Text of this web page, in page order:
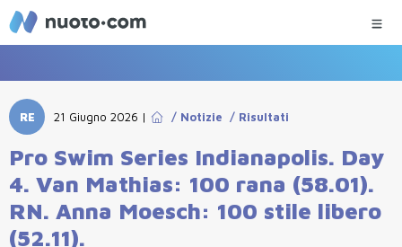
RE 21 Giugno 2026 | / Notizie / Risultati
Pro Swim Series Indianapolis. Day
4. Van Mathias: 100 rana (58.01).
RN. Anna Moesch: 100 stile libero
(52.11).